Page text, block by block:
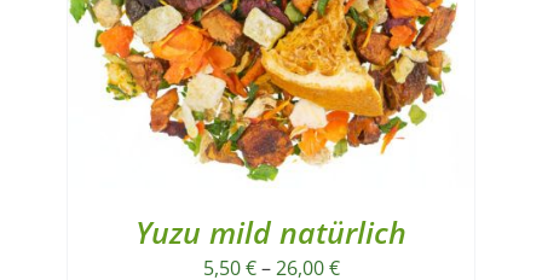
Yuzu mild natürlich
5,50€–26,00€